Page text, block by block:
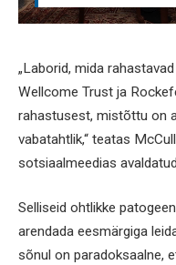
„Laborid, mida
Wellcome Trust ja
rahastusest, mistõttu on
vabatahtlik,“ teatas
sotsiaalmeedias avaldatud
Selliseid ohtlikke
arendada eesmärgiga
sõnul on paradoksaalne,